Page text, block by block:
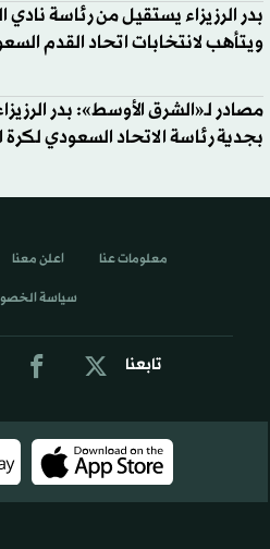
بدر الرزيزاء يستقيل من رئاسة نادي
ويتأهب لانتخابات اتحاد القدم
مصادر لـ«الشرق الأوسط»: بدر
بجدية رئاسة الاتحاد السعودي لكرة
تابعنا
معلومات عنا اعلن معنا
سياسة